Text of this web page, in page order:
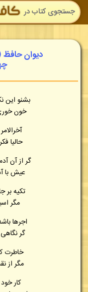
دیوان
بشنو این
خون
حالیا
گر از آن
عیش با
تکیه بر
مگر
اجرها
گر
خاطرت
مگر از
کار